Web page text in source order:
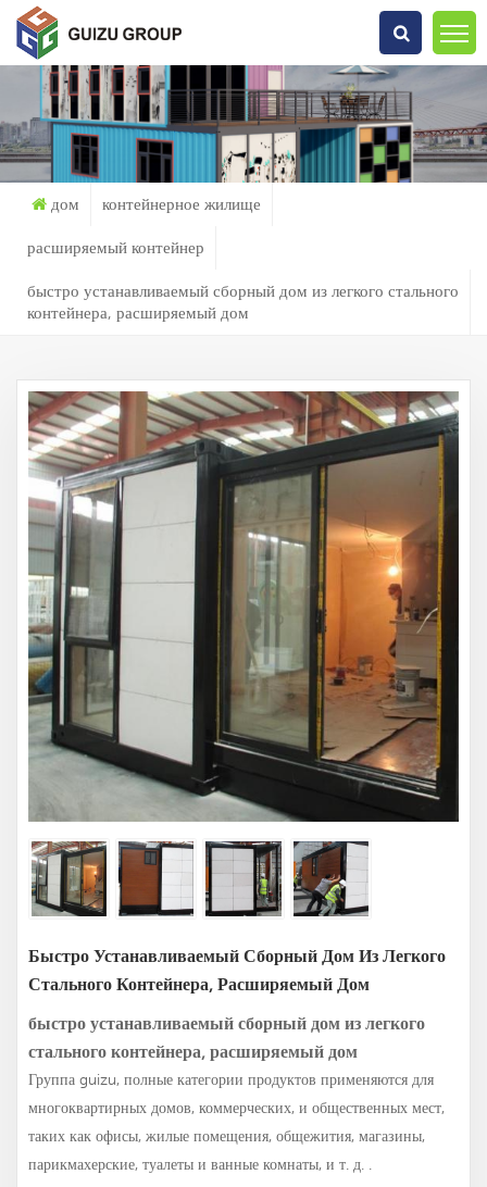
Что Ты Ищешь?
дом контейнерное жилище
расширяемый контейнер
быстро устанавливаемый сборный дом из легкого стального
контейнера, расширяемый дом
Быстро Устанавливаемый Сборный Дом Из Легкого
Стального Контейнера, Расширяемый Дом
быстро устанавливаемый сборный дом из легкого
стального контейнера, расширяемый дом
Группа guizu, полные категории продуктов применяются для
многоквартирных домов, коммерческих, и общественных мест,
таких как офисы, жилые помещения, общежития, магазины,
парикмахерские, туалеты и ванные комнаты, и т. д. .